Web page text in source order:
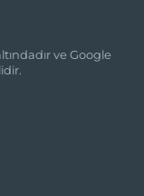
ve Google